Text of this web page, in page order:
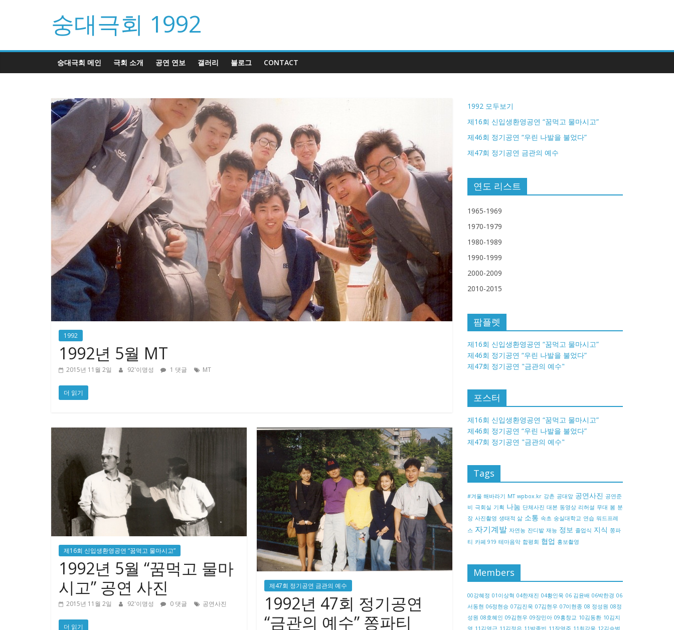
숭대극회 1992
숭대극회 메인 극회 소개 공연 연보 갤러리 블로그 CONTACT
1992
1992년 5월 MT
2015년 11월 2일 92'이명성 1 댓글 MT
더 읽기
제16회 신입생환영공연 “꿈먹고 물마시고”
1992년 5월 “꿈먹고 물마
시고” 공연 사진
2015년 11월 2일 92'이명성 0 댓글 공연사진
더 읽기
제47회 정기공연 금관의 예수
1992년 47회 정기공연
“금관의 예수” 쫑파티
1992 모두보기
제16회 신입생환영공연 “꿈먹고 물마시고”
제46회 정기공연 “우린 나발을 불었다”
제47회 정기공연 금관의 예수
연도 리스트
1965-1969
1970-1979
1980-1989
1990-1999
2000-2009
2010-2015
팜플렛
제16회 신입생환영공연 “꿈먹고 물마시고”
제46회 정기공연 “우린 나발을 불었다”
제47회 정기공연 "금관의 예수"
포스터
제16회 신입생환영공연 “꿈먹고 물마시고”
제46회 정기공연 “우린 나발을 불었다”
제47회 정기공연 "금관의 예수"
Tags
#겨울 해바라기 MT wpbox.kr 강촌 공대앞 공연사진 공연준
비 극회실 기획 나눔 단체사진 대본 동영상 리허설 무대 봄 분
장 사진촬영 생태적 삶 소통 속초 숭실대학교 연습 워드프레
스 자기계발 자연농 잔디밭 재능 정보 졸업식 지식 쫑파
티 카페 919 테마음악 합평회 협업 홍보촬영
Members
00강혜정 01이상혁 04한재진 04황인욱 06 김윤배 06박한경 06
서동현 06정현승 07김진욱 07김현우 07이현종 08 정성원 08정
성원 08호혜인 09김현우 09장민아 09홍창교 10김동환 10김지
영 11김영근 11김정은 11박종빈 11장영주 11최강욱 12김승범